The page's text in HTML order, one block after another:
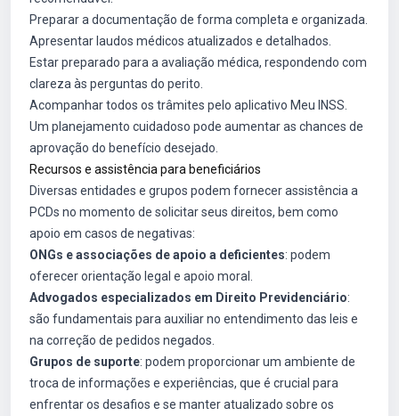
Preparar a documentação de forma completa e organizada.
Apresentar laudos médicos atualizados e detalhados.
Estar preparado para a avaliação médica, respondendo com
clareza às perguntas do perito.
Acompanhar todos os trâmites pelo aplicativo Meu INSS.
Um planejamento cuidadoso pode aumentar as chances de
aprovação do benefício desejado.
Recursos e assistência para beneficiários
Diversas entidades e grupos podem fornecer assistência a
PCDs no momento de solicitar seus direitos, bem como
apoio em casos de negativas:
ONGs e associações de apoio a deficientes: podem
oferecer orientação legal e apoio moral.
Advogados especializados em Direito Previdenciário:
são fundamentais para auxiliar no entendimento das leis e
na correção de pedidos negados.
Grupos de suporte: podem proporcionar um ambiente de
troca de informações e experiências, que é crucial para
enfrentar os desafios e se manter atualizado sobre os